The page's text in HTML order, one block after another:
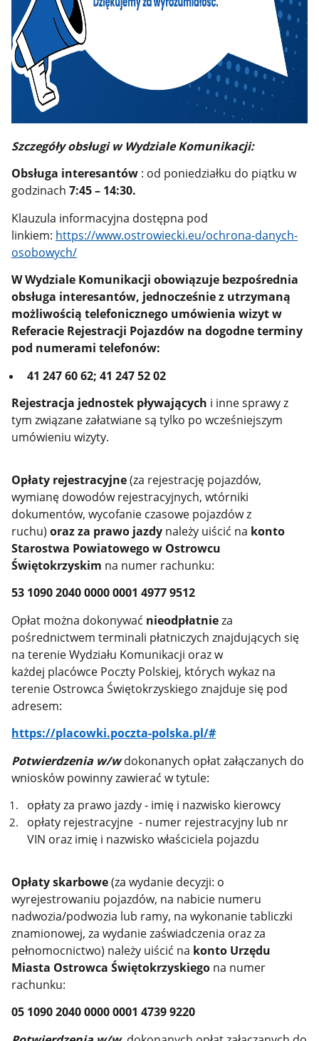
Szczegóły obsługi w Wydziale Komunikacji:
Obsługa interesantów: od poniedziałku do piątku w
godzinach 7:45 – 14:30.
Klauzula informacyjna dostępna pod
linkiem: https://www.ostrowiecki.eu/ochrona-danych-
osobowych/
W Wydziale Komunikacji obowiązuje bezpośrednia
obsługa interesantów, jednocześnie z utrzymaną
możliwością telefonicznego umówienia wizyt w
Referacie Rejestracji Pojazdów na dogodne terminy
pod numerami telefonów:
41 247 60 62; 41 247 52 02
Rejestracja jednostek pływających i inne sprawy z
tym związane załatwiane są tylko po wcześniejszym
umówieniu wizyty.
Opłaty rejestracyjne(za rejestrację pojazdów,
wymianę dowodów rejestracyjnych, wtórniki
dokumentów, wycofanie czasowe pojazdów z
ruchu) oraz za prawo jazdynależy uiścić na konto
Starostwa Powiatowego w Ostrowcu
Świętokrzyskim na numer rachunku:
53 1090 2040 0000 0001 4977 9512
Opłat można dokonywać nieodpłatnieza
pośrednictwem terminali płatniczych znajdujących się
na terenie Wydziału Komunikacji oraz w
każdej placówce Poczty Polskiej, których wykaz na
terenie Ostrowca Świętokrzyskiego znajduje się pod
adresem:
https://placowki.poczta-polska.pl/#
Potwierdzenia w/w dokonanych opłat załączanych do
wniosków powinny zawierać w tytule:
opłaty za prawo jazdy - imię i nazwisko kierowcy
opłaty rejestracyjne - numer rejestracyjny lub nr
VIN oraz imię i nazwisko właściciela pojazdu
Opłaty skarbowe(za wydanie decyzji: o
wyrejestrowaniu pojazdów, na nabicie numeru
nadwozia/podwozia lub ramy, na wykonanie tabliczki
znamionowej, za wydanie zaświadczenia oraz za
pełnomocnictwo) należy uiścić na konto Urzędu
Miasta Ostrowca Świętokrzyskiegona numer
rachunku:
05 1090 2040 0000 0001 4739 9220